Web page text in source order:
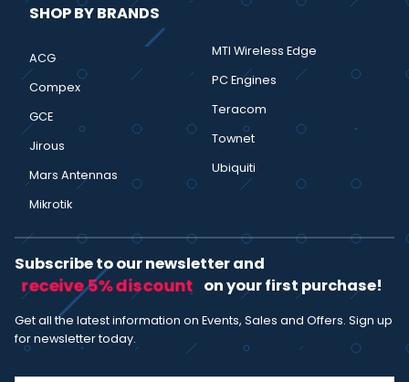
SHOP BY BRANDS
ACG
Compex
GCE
Jirous
Mars Antennas
Mikrotik
MTI Wireless Edge
PC Engines
Teracom
Townet
Ubiquiti
Subscribe to our newsletter and
receive 5% discount on your first purchase!
Get all the latest information on Events, Sales and Offers. Sign up
for newsletter today.